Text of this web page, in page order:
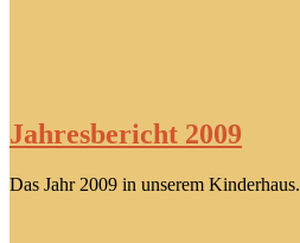
Jahresbericht 2009
Das Jahr 2009 in unserem Kinderhaus.